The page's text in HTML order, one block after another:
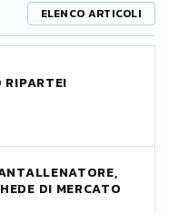
ELENCO ARTICOLI
RIPARTE!
DI MERCATO